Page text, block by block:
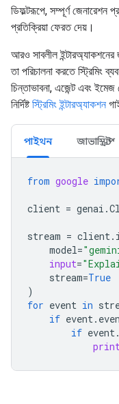
ডিফল্টরূপে, সম্পূর্ণ জেনারেশন
প্রতিক্রিয়া ফেরত দেয়।
আরও সাবলীল
তা পরিচালনা করতে স্ট্রিমিং
চিন্তাভাবনা, এজেন্ট এবং ইমেজ
নির্দিষ্টস্ট্রিমিং ইন্টারঅ্যাকশন
পাইথন জাভাস্ক্রিপ্ট
from google
client = genai .
stream = client.
model=
input=
stream=True
)
for event in
if event.
if event.